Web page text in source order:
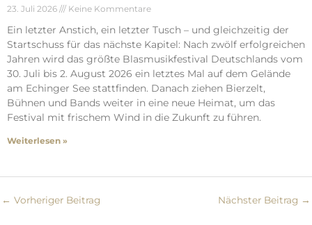
23. Juli 2026 Keine Kommentare
Ein letzter Anstich, ein letzter Tusch – und gleichzeitig der
Startschuss für das nächste Kapitel: Nach zwölf erfolgreichen
Jahren wird das größte Blasmusikfestival Deutschlands vom
30. Juli bis 2. August 2026 ein letztes Mal auf dem Gelände
am Echinger See stattfinden. Danach ziehen Bierzelt,
Bühnen und Bands weiter in eine neue Heimat, um das
Festival mit frischem Wind in die Zukunft zu führen.
Weiterlesen »
← Vorheriger Beitrag Nächster Beitrag →